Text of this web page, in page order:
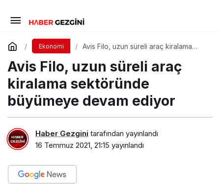
Ekonomi
Avis Filo, uzun süreli araç kiralama
Avis Filo, uzun süreli araç
kiralama sektöründe
büyümeye devam ediyor
Haber Gezgini tarafından yayınlandı
16 Temmuz 2021, 21:15 yayınlandı